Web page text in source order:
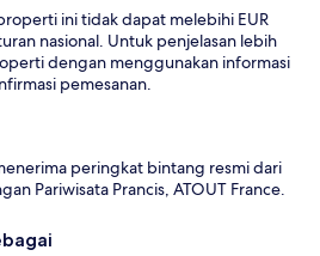
ini tidak dapat melebihi EUR
nasional. Untuk penjelasan lebih
dengan menggunakan informasi
pemesanan.
peringkat bintang resmi dari
Pariwisata Prancis, ATOUT France.